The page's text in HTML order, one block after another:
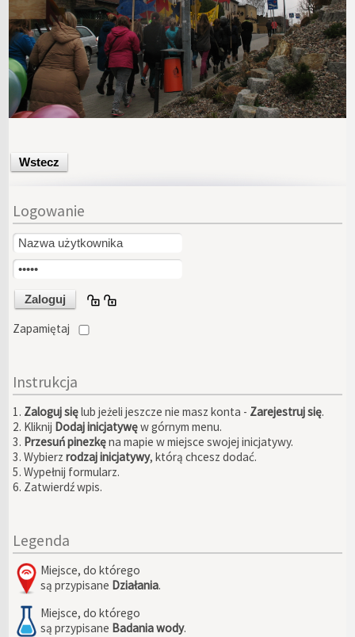
Wstecz
Logowanie
Zapamiętaj
Instrukcja
1. Zaloguj sięlub jeżeli jeszcze nie masz konta - Zarejestruj się.
2. Kliknij Dodaj inicjatywęw górnym menu.
3. Przesuń pinezkęna mapie w miejsce swojej inicjatywy.
3. Wybierzrodzaj inicjatywy, którą chcesz dodać.
5. Wypełnij formularz.
6. Zatwierdź wpis.
Legenda
Miejsce, do którego
są przypisane Działania.
Miejsce, do którego
są przypisane Badania wody.